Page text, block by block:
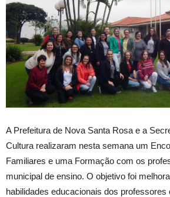
A Prefeitura de Nova Santa Rosa e a
Cultura realizaram nesta semana um
Familiares e uma Formação com os
municipal de ensino. O objetivo foi
habilidades educacionais dos